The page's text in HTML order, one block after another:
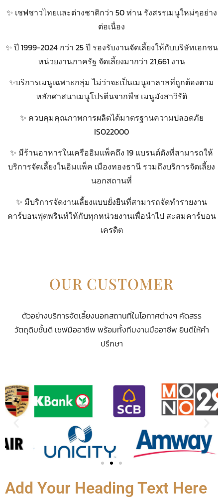
✨ เชฟชาวไทยและต่างชาติกว่า 50 ท่าน รังสรรเมนูใหม่ๆอย่าง
ต่อเนื่อง
✨ ปี 1999-2024 กว่า 25 ปี รองรับงานจัดเลี้ยงให้กับบริษัทเอกชน
หน่วยงานภาครัฐ จัดเลี้ยงมากว่า 21,661 งาน
✨บริการเมนูเฉพาะกลุ่ม ไม่ว่าจะเป็นเมนูฮาลาลที่ถูกต้องตาม
หลักศาสนาเมนูโปรตีนจากพืช เมนูมังสาวิรัติ
✨ ควบคุมคุณภาพการผลิตได้มาตรฐานความปลอดภัย
ISO22000
✨ มีร้านอาหารในเครืออิมแพ็คถึง 19 แบรนด์ดังที่สามารถให้
บริการจัดเลี้ยงในอิมแพ็ค เมืองทองธานี รวมถึงบริการจัดเลี้ยง
นอกสถานที่
✨ มีบริการจัดงานเลี้ยงแบบยั่งยืนที่สามารถจัดทำรายงาน
คาร์บอนฟุตพรินท์ให้กับทุกหน่วยงานเพื่อนำไป สะสมคาร์บอน
เครดิต
OUR CUSTOMER
ตัวอย่างบริการจัดเลี้ยงนอกสถานที่ในโอกาศต่างๆ คัดสรร
วัตถุดิบชั้นดี เชฟมืออาชีพ พร้อมทั้งทีมงานมืออาชีพ ยินดีให้คำ
ปรึกษา
Add Your Heading Text Here